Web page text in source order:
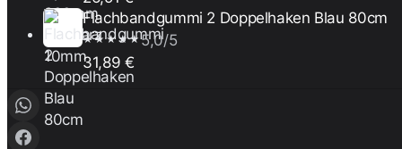
Flachbandgummi 2 Doppelhaken Blau 80cm
★★★★★5,0/5
31,89 €